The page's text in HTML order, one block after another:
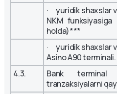
· yuridik shaxslar
NKM
holda)***
· yuridik shaxslar
Asino A90
4.3.
Bank terminal
tranzaksiyalarni